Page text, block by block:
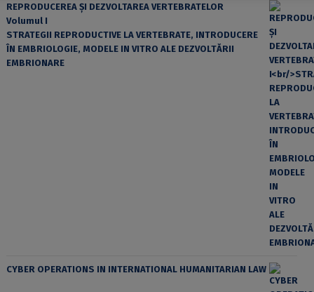
REPRODUCEREA ȘI DEZVOLTAREA VERTEBRATELOR
Volumul I
STRATEGII REPRODUCTIVE LA VERTEBRATE, INTRODUCERE
ÎN EMBRIOLOGIE, MODELE IN VITRO ALE DEZVOLTĂRII
EMBRIONARE
CYBER OPERATIONS IN INTERNATIONAL HUMANITARIAN LAW